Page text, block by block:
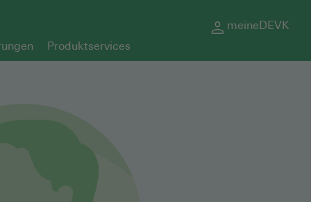
meineDEVK
Produktservices